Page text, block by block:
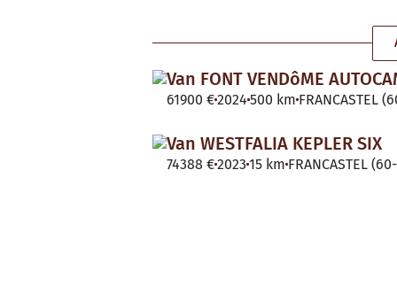
Van FONT VENDôME
61900 €2024 500 km FRANCASTEL
Van WESTFALIA KEPLER SIX
74388 €2023 15 km FRANCASTEL